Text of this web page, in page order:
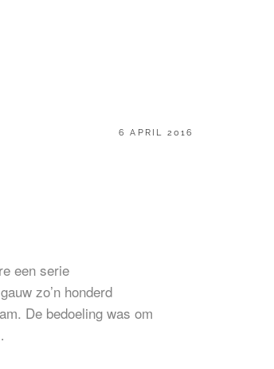
GEPLAATST
6 APRIL 2016
een serie
zo’n honderd
De bedoeling was om